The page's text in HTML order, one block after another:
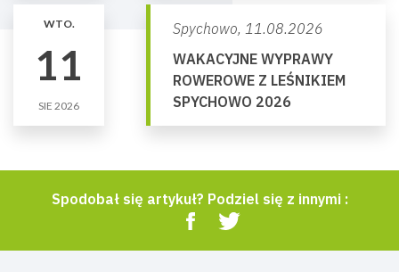
WTO.
11
SIE 2026
Spychowo, 11.08.2026
WAKACYJNE WYPRAWY
ROWEROWE Z LEŚNIKIEM
SPYCHOWO 2026
Spodobał się artykuł? Podziel się z innymi :